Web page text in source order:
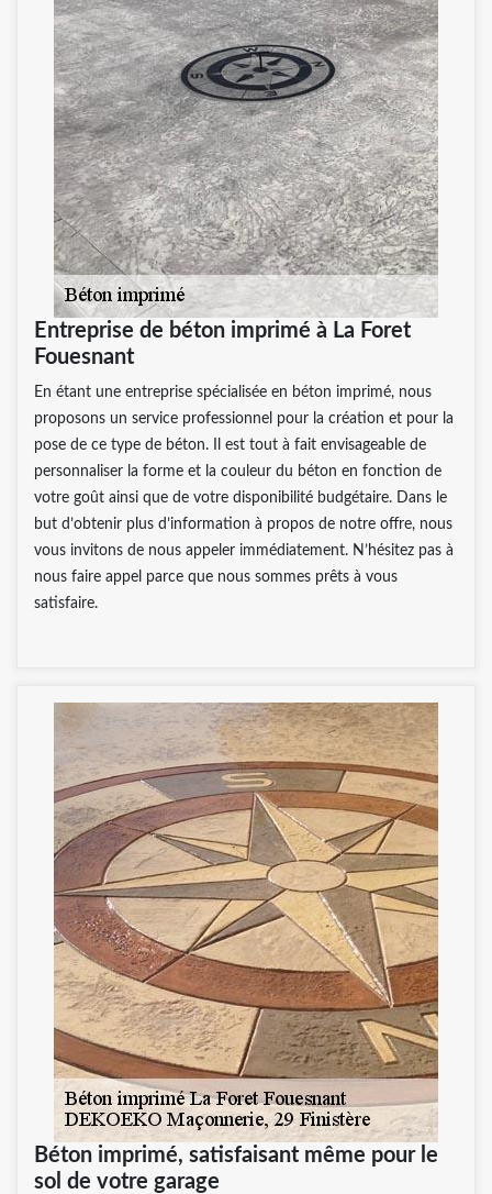
Entreprise de béton imprimé à La Foret
Fouesnant
En étant une entreprise spécialisée en béton imprimé, nous
proposons un service professionnel pour la création et pour la
pose de ce type de béton. Il est tout à fait envisageable de
personnaliser la forme et la couleur du béton en fonction de
votre goût ainsi que de votre disponibilité budgétaire. Dans le
but d’obtenir plus d’information à propos de notre offre, nous
vous invitons de nous appeler immédiatement. N’hésitez pas à
nous faire appel parce que nous sommes prêts à vous
satisfaire.
Béton imprimé, satisfaisant même pour le
sol de votre garage